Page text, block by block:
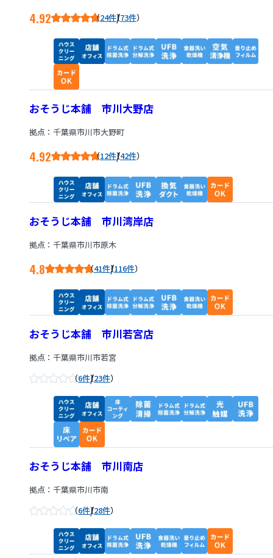
4.92 24件/73件
おそうじ本舗 市川大野店
拠点：千葉県市川市大野町
4.92 12件/42件
おそうじ本舗 市川湾岸店
拠点：千葉県市川市原木
4.8 41件/116件
おそうじ本舗 市川若宮店
拠点：千葉県市川市若宮
6件/23件
おそうじ本舗 市川南店
拠点：千葉県市川市南
6件/28件